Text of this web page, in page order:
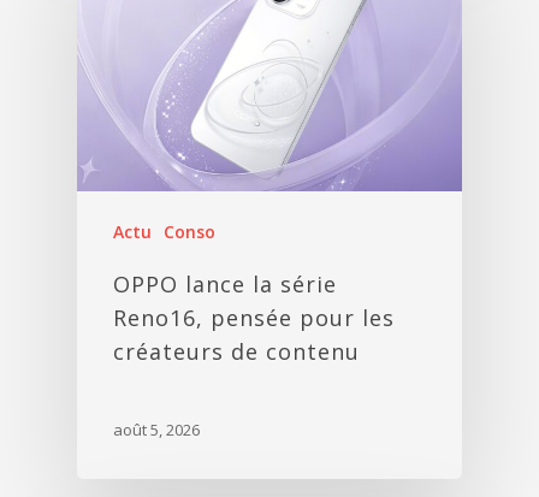
Actu Conso
OPPO lance la série
Reno16, pensée pour les
créateurs de contenu
août 5, 2026